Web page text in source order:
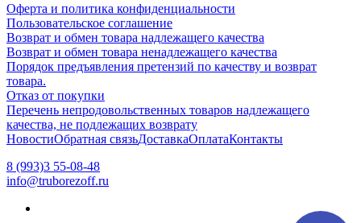
Оферта и политика конфиденциальности
Пользовательское соглашение
Возврат и обмен товара надлежащего качества
Возврат и обмен товара ненадлежащего качества
Порядок предъявления претензий по качеству и возврат
товара.
Отказ от покупки
Перечень непродовольственных товаров надлежащего
качества, не подлежащих возврату
НовостиОбратная связьДоставкаОплатаКонтакты
8 (993)3 55-08-48
info@truborezoff.ru